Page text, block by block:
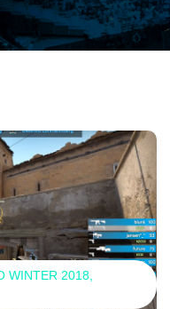
WINTER 2018